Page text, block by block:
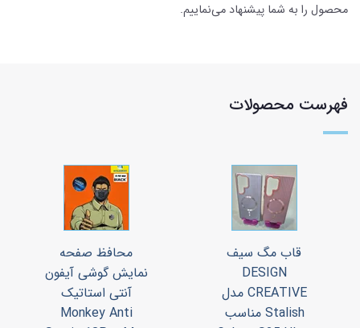
محصول را به شما پیشنهاد می‌نماییم.
فهرست محصولات
قاب مگ سیف
DESIGN
CREATIVE مدل
Stalish مناسب
محافظ صفحه
نمایش گوشی آیفون
آنتی استاتیک
Monkey Anti